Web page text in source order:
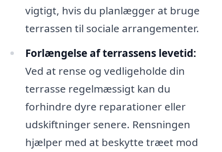
vigtigt, hvis du planlægger at bruge
terrassen til sociale arrangementer.
Forlængelse af terrassens levetid:
Ved at rense og vedligeholde din
terrasse regelmæssigt kan du
forhindre dyre reparationer eller
udskiftninger senere. Rensningen
hjælper med at beskytte træet mod